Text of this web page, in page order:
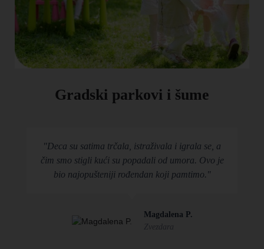
Gradski parkovi i šume
"Deca su satima trčala, istraživala i igrala se, a
čim smo stigli kući su popadali od umora. Ovo je
bio najopušteniji rođendan koji pamtimo."
Magdalena P.
Zvezdara